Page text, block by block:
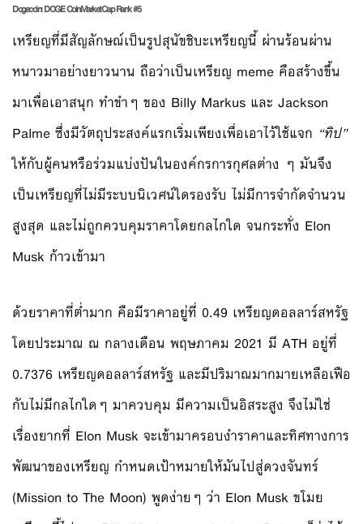
Dogecoin: DOGECoinMarketCap Rank #5
เหรียญที่มีสัญลักษณ์เป็นรูปสุนัขชิบะเหรียญนี้ ผ่านร้อนผ่าน
หนาวมาอย่างยาวนาน ถือว่าเป็นเหรียญ meme คือสร้างขึ้น
มาเพื่อเอาสนุก ทำขำๆ ของ Billy Markus และ Jackson
Palme ซึ่งมีวัตถุประสงค์แรกเริ่มเพียงเพื่อเอาไว้ใช้แจก “ทิป”
ให้กับผู้คนหรือร่วมแบ่งปันในองค์กรการกุศลต่าง ๆ มันจึง
เป็นเหรียญที่ไม่มีระบบนิเวศน์ใดรองรับ ไม่มีการจำกัดจำนวน
สูงสุด และไม่ถูกควบคุมราคาโดยกลไกใด จนกระทั่ง Elon
Musk ก้าวเข้ามา
ด้วยราคาที่ต่ำมาก คือมีราคาอยู่ที่ 0.49 เหรียญดอลลาร์สหรัฐ
โดยประมาณ ณ กลางเดือน พฤษภาคม 2021 มี ATH อยู่ที่
0.7376 เหรียญดอลลาร์สหรัฐ และมีปริมาณมากมายเหลือเฟือ
กับไม่มีกลไกใดๆ มาควบคุม มีความเป็นอิสระสูง จึงไม่ใช่
เรื่องยากที่ Elon Musk จะเข้ามาครอบงำราคาและทิศทางการ
พัฒนาของเหรียญ กำหนดเป้าหมายให้มันไปสู่ดวงจันทร์
(Mission to The Moon) พูดง่ายๆ ว่า Elon Musk ขโมย